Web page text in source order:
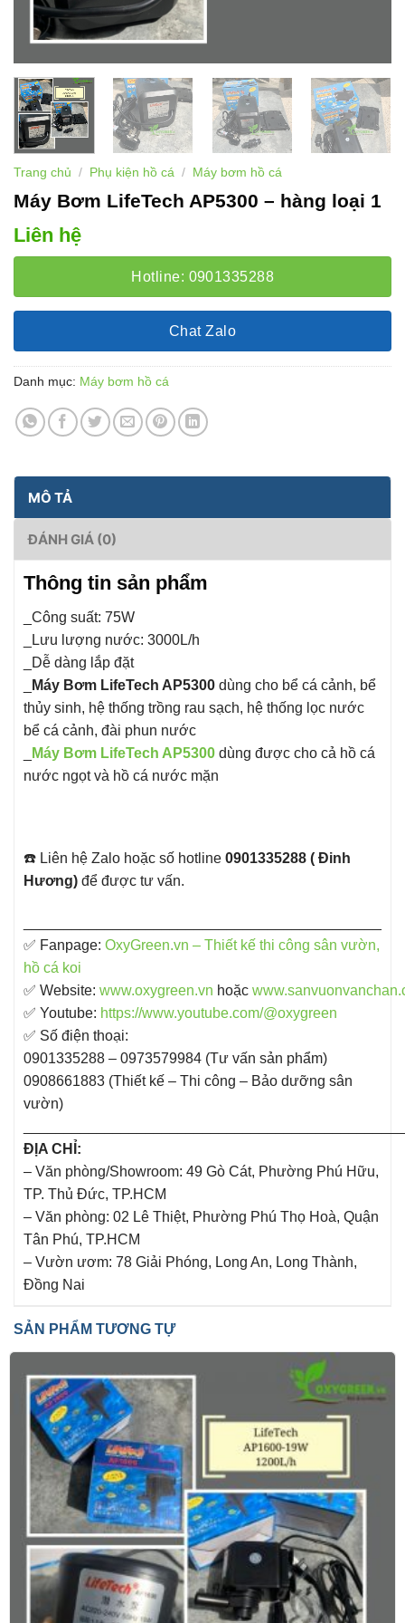
Trang chủ / Phụ kiện hồ cá / Máy bơm hồ cá
Máy Bơm LifeTech AP5300 – hàng loại 1
Liên hệ
Hotline: 0901335288
Chat Zalo
Danh mục: Máy bơm hồ cá
MÔ TẢ
ĐÁNH GIÁ (0)
Thông tin sản phẩm
_Công suất: 75W
_Lưu lượng nước: 3000L/h
_Dễ dàng lắp đặt
Máy Bơm LifeTech AP5300 dùng cho bể cá cảnh, bể
thủy sinh, hệ thống trồng rau sạch, hệ thống lọc nước
bể cá cảnh, đài phun nước
Máy Bơm LifeTech AP5300 dùng được cho cả hồ cá
nước ngọt và hồ cá nước mặn
☎️ Liên hệ Zalo hoặc số hotline 0901335288 ( Đinh
Hương) để được tư vấn.
✅ Fanpage: ​ OxyGreen.vn – Thiết kế thi công sân vườn,
hồ cá koi
✅ Website: www.oxygreen.vn hoặc
✅ Youtube: https://www.youtube.com/@oxygreen
✅ Số điện thoại:
0901335288 – 0973579984 (Tư vấn sản phẩm)
0908661883 (Thiết kế – Thi công – Bảo dưỡng sân
vườn)
ĐỊA CHỈ:
– Văn phòng/Showroom: 49 Gò Cát, Phường Phú Hữu,
TP. Thủ Đức, TP.HCM
– Văn phòng: 02 Lê Thiệt, Phường Phú Thọ Hoà, Quận
Tân Phú, TP.HCM
– Vườn ươm: 78 Giải Phóng, Long An, Long Thành,
Đồng Nai
SẢN PHẨM TƯƠNG TỰ